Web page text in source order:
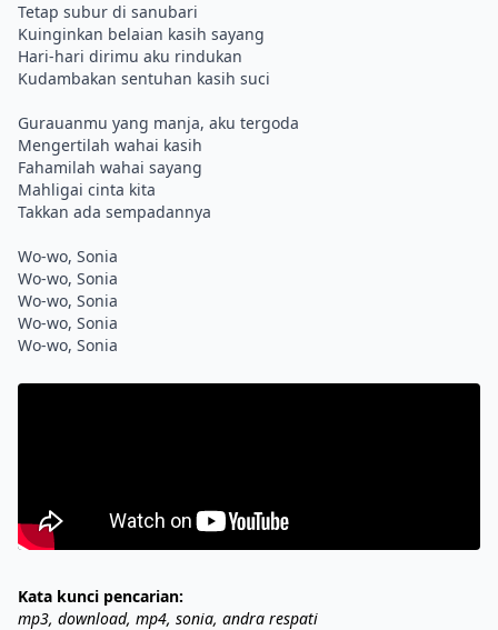
Tetap subur di sanubari
Kuinginkan belaian kasih sayang
Hari-hari dirimu aku rindukan
Kudambakan sentuhan kasih suci
Gurauanmu yang manja, aku tergoda
Mengertilah wahai kasih
Fahamilah wahai sayang
Mahligai cinta kita
Takkan ada sempadannya
Wo-wo, Sonia
Wo-wo, Sonia
Wo-wo, Sonia
Wo-wo, Sonia
Kata kunci pencarian:
mp3, download, mp4, sonia, andra respati